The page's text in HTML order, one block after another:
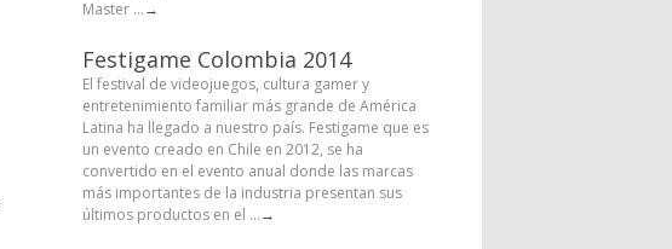
Master ...→
Festigame Colombia 2014
El festival de videojuegos, cultura gamer y
entretenimiento familiar más grande de América
Latina ha llegado a nuestro país. Festigame que es
un evento creado en Chile en 2012, se ha
convertido en el evento anual donde las marcas
más importantes de la industria presentan sus
últimos productos en el ...→